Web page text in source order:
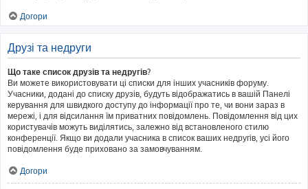
Догори
Друзі та недруги
Що таке список друзів та недругів?
Ви можете використовувати ці списки для інших учасників форуму.
Учасники, додані до списку друзів, будуть відображатись в вашій Панелі
керування для швидкого доступу до інформації про те, чи вони зараз в
мережі, і для відсилання їм приватних повідомлень. Повідомлення від цих
користувачів можуть виділятись, залежно від встановленого стилю
конференції. Якщо ви додали учасника в список ваших недругів, усі його
повідомлення буде приховано за замовчуванням.
Догори